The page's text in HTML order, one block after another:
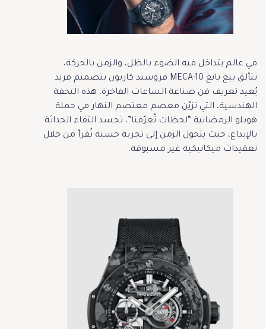
في عالم يتداخل فيه الضوء بالظل، والزمن بالحركة،
تتألق بيغ بانغ MECA-10 فروستد كاربون بتصميم فريد
يُعيد تعريف فن صناعة الساعات الفاخرة. هذه التحفة
الهندسية، التي تزيّن معصم معتصم النهار في حملة
هوبلو الرمضانية “لحظات تُعرّفنا”، تجسد التقاء الحداثة
بالإبداع، حيث يتحول الزمن إلى تجربة حسية تُقرأ من خلال
تعقيدات ميكانيكية غير مسبوقة.